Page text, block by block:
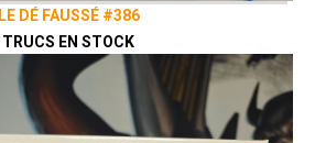
LE DÉ FAUSSÉ #386
TRUCS EN STOCK